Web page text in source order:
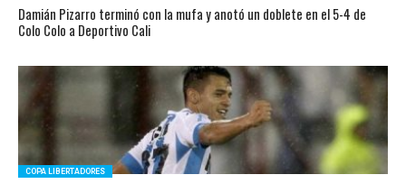
Damián Pizarro terminó con la mufa y anotó un doblete en el 5-4 de
Colo Colo a Deportivo Cali
COPA LIBERTADORES